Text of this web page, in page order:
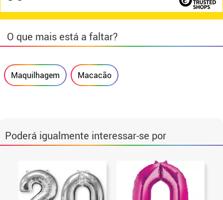
O que mais está a faltar?
Maquilhagem Macacão
Poderá igualmente interessar-se por